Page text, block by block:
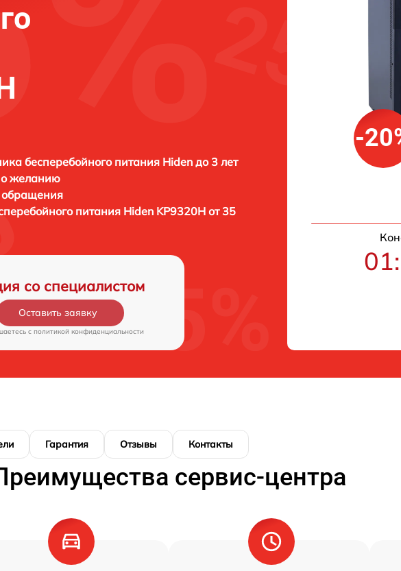
бесперебойного питания Hiden до 3 лет
желанию
обращения
питания Hiden KP9320H от 35
со специалистом
Оставить заявку
c политикой конфиденциальности
-
Гарантия Отзывы Контакты
сервис-центра